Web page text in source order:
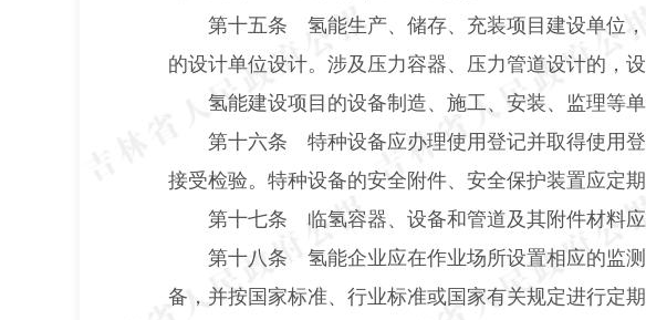
第十五条 氢能生产、储存、充装项目建设单位
的设计单位设计。涉及压力容器、压力管道设计的，
氢能建设项目的设备制造、施工、安装、监理等
第十六条 特种设备应办理使用登记并取得使用
接受检验。特种设备的安全附件、安全保护装置应定
第十七条 临氢容器、设备和管道及其附件材料
第十八条 氢能企业应在作业场所设置相应的监
备，并按国家标准、行业标准或国家有关规定进行定